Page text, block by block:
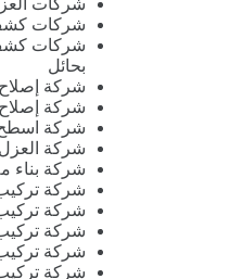
شركات
شركات كشف
شركات كشف
بحائل
شركة إصلاح
شركة
شركة اسطح
شركة العزل
شركة بناء
شركة تركيب
شركة
شركة
شركة
شركة تركيب